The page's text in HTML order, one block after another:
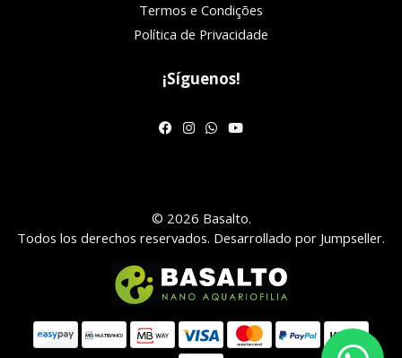
Termos e Condições
Política de Privacidade
¡Síguenos!
© 2026 Basalto.
Todos los derechos reservados. Desarrollado por Jumpseller.